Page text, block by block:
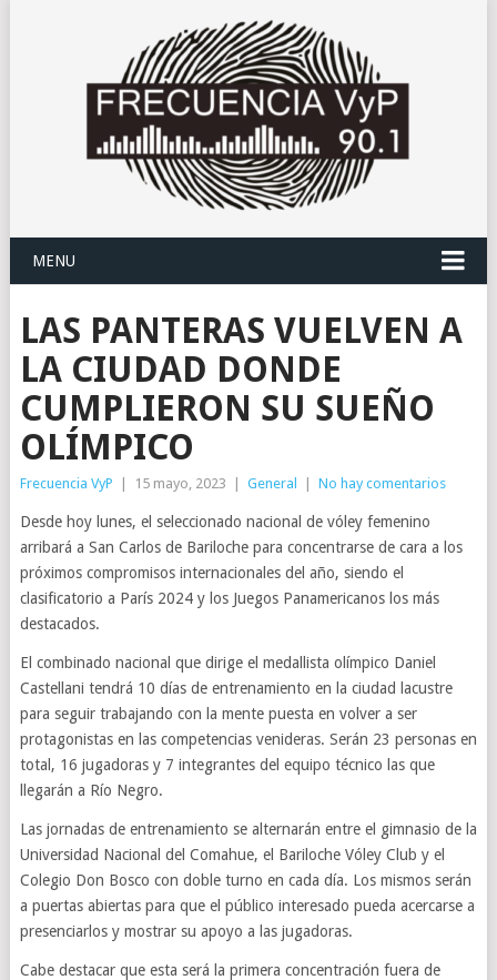
MENU
LAS PANTERAS VUELVEN A
LA CIUDAD DONDE
CUMPLIERON SU SUEÑO
OLÍMPICO
Frecuencia VyP 15 mayo, 2023 General No hay comentarios
Desde hoy lunes, el seleccionado nacional de vóley femenino
arribará a San Carlos de Bariloche para concentrarse de cara a los
próximos compromisos internacionales del año, siendo el
clasificatorio a París 2024 y los Juegos Panamericanos los más
destacados.
El combinado nacional que dirige el medallista olímpico Daniel
Castellani tendrá 10 días de entrenamiento en la ciudad lacustre
para seguir trabajando con la mente puesta en volver a ser
protagonistas en las competencias venideras. Serán 23 personas en
total, 16 jugadoras y 7 integrantes del equipo técnico las que
llegarán a Río Negro.
Las jornadas de entrenamiento se alternarán entre el gimnasio de la
Universidad Nacional del Comahue, el Bariloche Vóley Club y el
Colegio Don Bosco con doble turno en cada día. Los mismos serán
a puertas abiertas para que el público interesado pueda acercarse a
presenciarlos y mostrar su apoyo a las jugadoras.
Cabe destacar que esta será la primera concentración fuera de